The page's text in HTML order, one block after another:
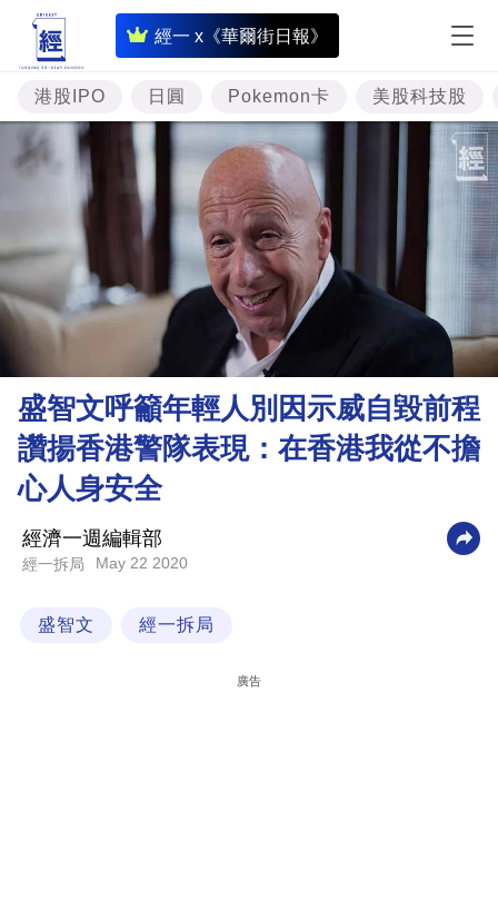
經一 x《華爾街日報》
即
時
財
經
專
題
投
樓
理
財
商
業
科
技
場
港股IPO 日圓 Pokemon卡 美股科技股
盛智文呼籲年輕人別因示威自毀前程
讚揚香港警隊表現：在香港我從不擔
心人身安全
經濟一週編輯部
經一拆局 May 22 2020
盛智文 經一拆局
廣告